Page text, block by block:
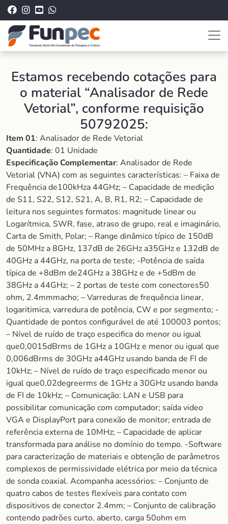
Estamos recebendo cotações para
o material “Analisador de Rede
Vetorial”, conforme requisição
50792025:
Item 01: Analisador de Rede Vetorial
Quantidade: 01 Unidade
Especificação Complementar: Analisador de Rede
Vetorial (VNA) com as seguintes características: – Faixa de
Frequência de100kHza 44GHz; – Capacidade de medição
de S11, S22, S12, S21, A, B, R1, R2; – Capacidade de
leitura nos seguintes formatos: magnitude linear ou
Logarítmica, SWR, fase, atraso de grupo, real e imaginário,
Carta de Smith, Polar; – Range dinâmico típico de 150dB
de 50MHz a 8GHz, 137dB de 26GHz a35GHz e 132dB de
40GHz a 44GHz, na porta de teste; -Potência de saída
típica de +8dBm de24GHz a 38GHz e de +5dBm de
38GHz a 44GHz; – 2 portas de teste com conectores50
ohm, 2.4mmmacho; – Varreduras de frequência linear,
logaritimica, varredura de potência, CW e por segmento; -
Quantidade de pontos configurável de até 100003 pontos;
– Nível de ruído de traço especifica do menor ou igual
que0,0015dBrms de 1GHz a 10GHz e menor ou igual que
0,006dBrms de 30GHz a44GHz usando banda de FI de
10kHz; – Nível de ruído de traço especificado menor ou
igual que0,02degreerms de 1GHz a 30GHz usando banda
de FI de 10kHz; – Comunicação: LAN e USB para
possibilitar comunicação com computador; saída video
VGA e DisplayPort para conexão de monitor; entrada de
referência externa de 10MHz; – Capacidade de aplicar
transformada para análise no domínio do tempo. -Software
para caracterização de materiais e obtenção de parâmetros
complexos de permissividade elétrica por meio da técnica
de sonda coaxial. Acompanha acessórios: – Conjunto de
quatro cabos de testes flexíveis para contato com
dispositivos de conector 2.4mm; – Conjunto de calibração
contendo padrões curto, aberto, carga 50ohm em